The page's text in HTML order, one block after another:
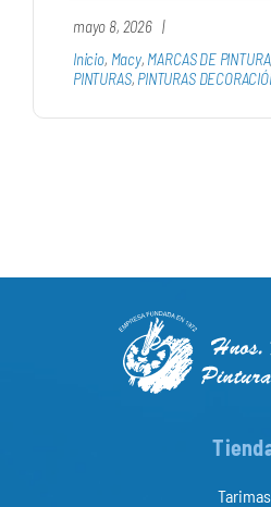
mayo 8, 2026 |
Inicio, Macy, MARCAS DE PINTURA,
PINTURAS, PINTURAS
Tarimas